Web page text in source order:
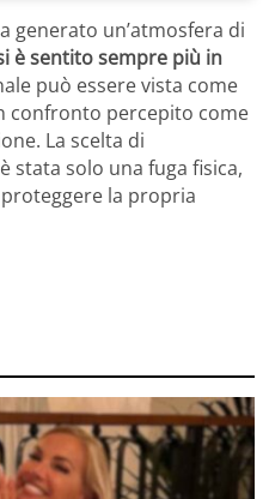
generato un’atmosfera di
è sentito sempre più in
può essere vista come
confronto percepito come
La scelta di
stata solo una fuga fisica,
la propria